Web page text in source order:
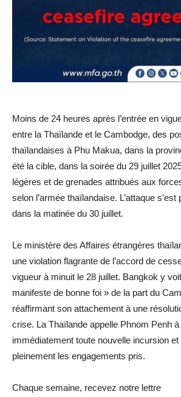
Moins de 24 heures après l’entrée en
entre la Thaïlande et le Cambodge, des
thaïlandaises à Phu Makua, dans la
été la cible, dans la soirée du 29 juillet
légères et de grenades attribués aux
selon l’armée thaïlandaise. L’attaque
dans la matinée du 30 juillet.
Le ministère des Affaires étrangères
une violation flagrante de l’accord de
vigueur à minuit le 28 juillet. Bangkok y
manifeste de bonne foi » de la part du
réaffirmant son attachement à une
crise. La Thaïlande appelle Phnom Penh
immédiatement toute nouvelle incursion
pleinement les engagements pris.
Chaque semaine, recevez notre lettre